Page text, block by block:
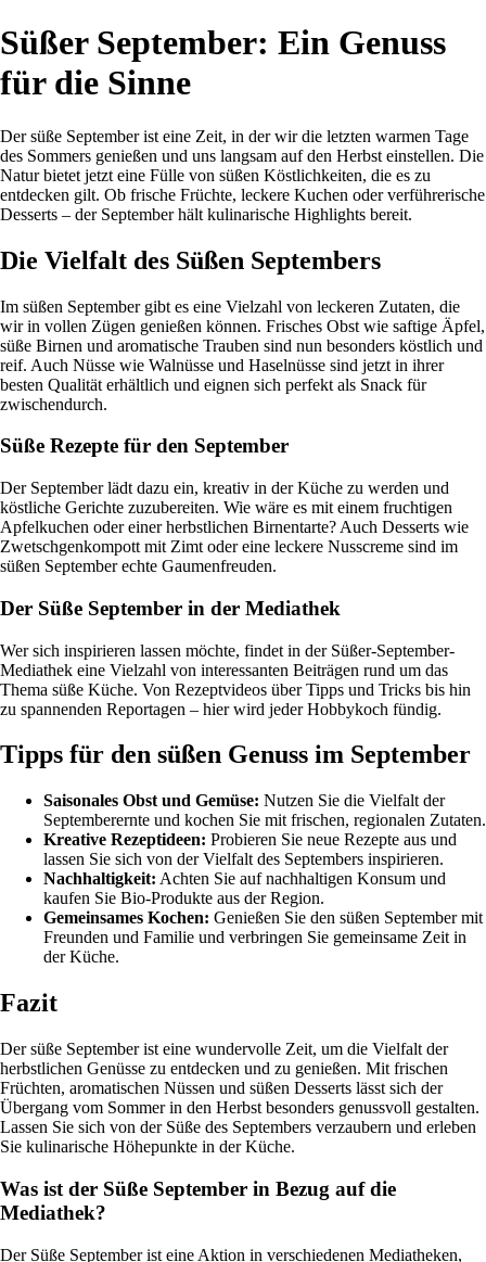
Süßer September: Ein Genuss
für die Sinne
Der süße September ist eine Zeit, in der wir die letzten warmen Tage
des Sommers genießen und uns langsam auf den Herbst einstellen. Die
Natur bietet jetzt eine Fülle von süßen Köstlichkeiten, die es zu
entdecken gilt. Ob frische Früchte, leckere Kuchen oder verführerische
Desserts – der September hält kulinarische Highlights bereit.
Die Vielfalt des Süßen Septembers
Im süßen September gibt es eine Vielzahl von leckeren Zutaten, die
wir in vollen Zügen genießen können. Frisches Obst wie saftige Äpfel,
süße Birnen und aromatische Trauben sind nun besonders köstlich und
reif. Auch Nüsse wie Walnüsse und Haselnüsse sind jetzt in ihrer
besten Qualität erhältlich und eignen sich perfekt als Snack für
zwischendurch.
Süße Rezepte für den September
Der September lädt dazu ein, kreativ in der Küche zu werden und
köstliche Gerichte zuzubereiten. Wie wäre es mit einem fruchtigen
Apfelkuchen oder einer herbstlichen Birnentarte? Auch Desserts wie
Zwetschgenkompott mit Zimt oder eine leckere Nusscreme sind im
süßen September echte Gaumenfreuden.
Der Süße September in der Mediathek
Wer sich inspirieren lassen möchte, findet in der Süßer-September-
Mediathek eine Vielzahl von interessanten Beiträgen rund um das
Thema süße Küche. Von Rezeptvideos über Tipps und Tricks bis hin
zu spannenden Reportagen – hier wird jeder Hobbykoch fündig.
Tipps für den süßen Genuss im September
Saisonales Obst und Gemüse: Nutzen Sie die Vielfalt der
Septemberernte und kochen Sie mit frischen, regionalen Zutaten.
Kreative Rezeptideen: Probieren Sie neue Rezepte aus und
lassen Sie sich von der Vielfalt des Septembers inspirieren.
Nachhaltigkeit: Achten Sie auf nachhaltigen Konsum und
kaufen Sie Bio-Produkte aus der Region.
Gemeinsames Kochen: Genießen Sie den süßen September mit
Freunden und Familie und verbringen Sie gemeinsame Zeit in
der Küche.
Fazit
Der süße September ist eine wundervolle Zeit, um die Vielfalt der
herbstlichen Genüsse zu entdecken und zu genießen. Mit frischen
Früchten, aromatischen Nüssen und süßen Desserts lässt sich der
Übergang vom Sommer in den Herbst besonders genussvoll gestalten.
Lassen Sie sich von der Süße des Septembers verzaubern und erleben
Sie kulinarische Höhepunkte in der Küche.
Was ist der Süße September in Bezug auf die
Mediathek?
Der Süße September ist eine Aktion in verschiedenen Mediatheken,